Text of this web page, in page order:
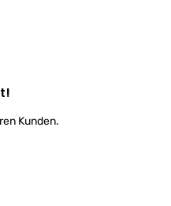
5 Sternen
Kunden.